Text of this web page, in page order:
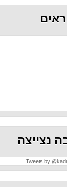
נצייצה
Tweets by